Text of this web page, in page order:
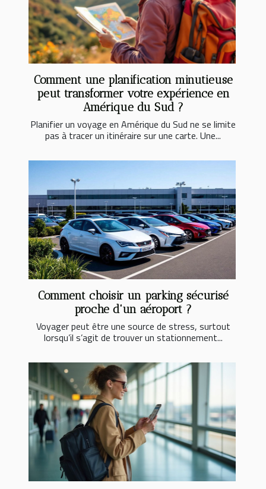
Comment une planification minutieuse
peut transformer votre expérience en
Amérique du Sud ?
Planifier un voyage en Amérique du Sud ne se limite
pas à tracer un itinéraire sur une carte. Une...
Comment choisir un parking sécurisé
proche d'un aéroport ?
Voyager peut être une source de stress, surtout
lorsqu’il s’agit de trouver un stationnement...